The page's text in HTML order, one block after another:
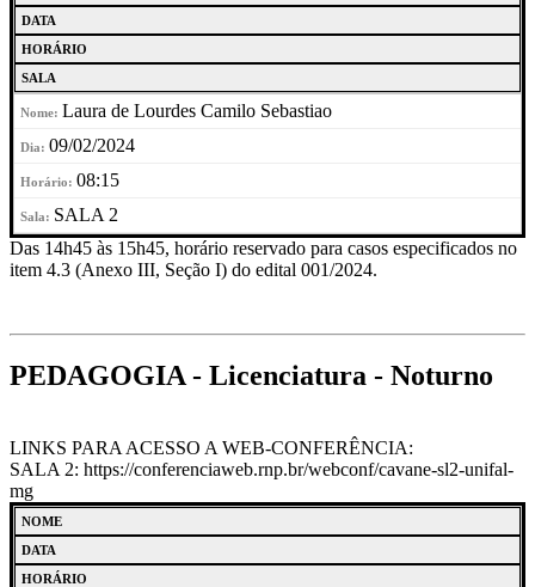
DATA
HORÁRIO
SALA
Laura de Lourdes Camilo Sebastiao
09/02/2024
08:15
SALA 2
Das 14h45 às 15h45, horário reservado para casos especificados no
item 4.3 (Anexo III, Seção I) do edital 001/2024.
PEDAGOGIA - Licenciatura - Noturno
LINKS PARA ACESSO A WEB-CONFERÊNCIA:
SALA 2: https://conferenciaweb.rnp.br/webconf/cavane-sl2-unifal-
mg
NOME
DATA
HORÁRIO